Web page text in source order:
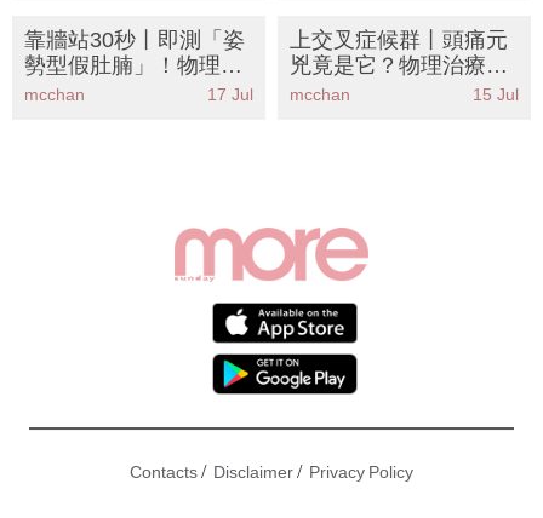
材
靠牆站30秒丨即測「姿
勢型假肚腩」！物理治
療師教8招辦公室拉筋
mcchan 17 Jul
上交叉症候群丨頭痛元
兇竟是它？物理治療師
教8招辦公室拉筋KO
mcchan 15 Jul
Contacts/ Disclaimer/ Privacy Policy